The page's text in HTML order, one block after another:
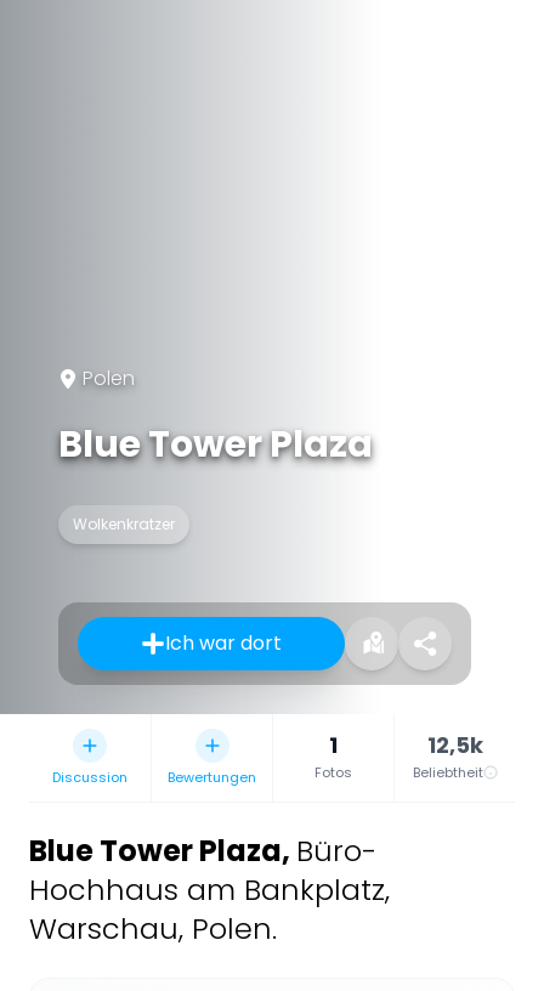
Polen
Blue Tower Plaza
Wolkenkratzer
Ich war dort
Discussion Bewertungen
1
Fotos
12,5k
Beliebtheit
Blue Tower Plaza, Büro-
Hochhaus am Bankplatz,
Warschau, Polen.